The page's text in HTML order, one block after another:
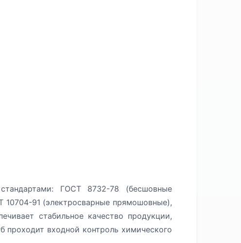
ГОСТ 8732-78 (бесшовные
91 (электросварные прямошовные),
стабильное качество продукции,
проходит входной контроль химического